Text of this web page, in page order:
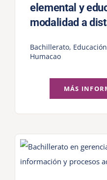
elemental y
modalidad a
Bachillerato, Educación
Humacao
MÁS